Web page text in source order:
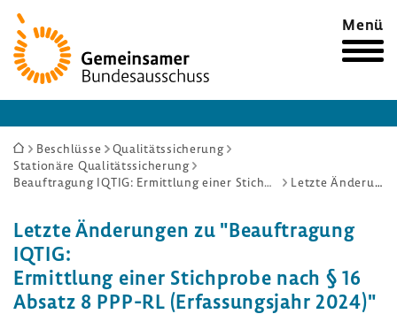
Zur
Startseite
Menü
Sie
sind
Beschlüsse
Qualitätssicherung
Stationäre Qualitätssicherung
Beauftragung IQTIG: Ermittlung einer Stichprobe nach § 16 Absatz 8 PPP-RL (Erfassungsjahr 2024)
Letzte Änderungen
Letzte Ände­rungen zu "Beauf­tra­gung
IQTIG:
Ermitt­lung einer Stich­probe nach § 16
Absatz 8 PPP-RL (Erfas­sungs­jahr 2024)"